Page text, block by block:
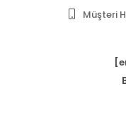
Müşteri